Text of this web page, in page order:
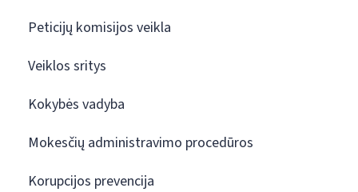
Peticijų komisijos veikla
Veiklos sritys
Kokybės vadyba
Mokesčių administravimo procedūros
Korupcijos prevencija